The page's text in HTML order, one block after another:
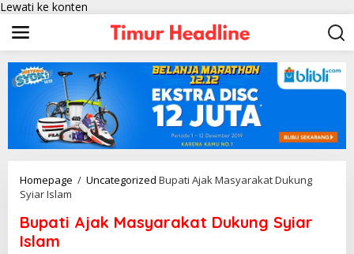
Lewati ke konten
Homepage / Uncategorized Bupati Ajak Masyarakat Dukung
Syiar Islam
Bupati Ajak Masyarakat Dukung Syiar
Islam